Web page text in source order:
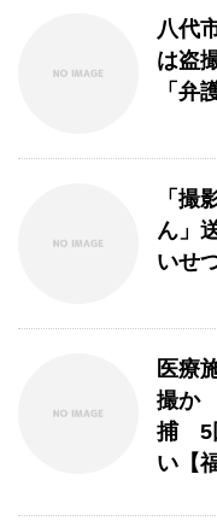
八代
は盗
「弁
「撮
ん」
いせ
医療
撮か
捕 5
い【